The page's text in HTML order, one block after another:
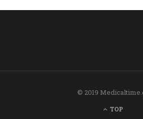
© 2019
TOP